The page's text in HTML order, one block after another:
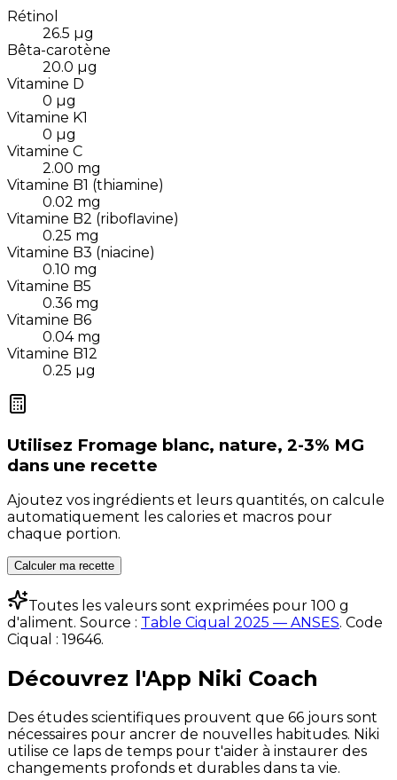
Rétinol
26.5 µg
Bêta-carotène
20.0 µg
Vitamine D
0 µg
Vitamine K1
0 µg
Vitamine C
2.00 mg
Vitamine B1 (thiamine)
0.02 mg
Vitamine B2 (riboflavine)
0.25 mg
Vitamine B3 (niacine)
0.10 mg
Vitamine B5
0.36 mg
Vitamine B6
0.04 mg
Vitamine B12
0.25 µg
Utilisez Fromage blanc, nature, 2-3% MG
dans une recette
Ajoutez vos ingrédients et leurs quantités, on calcule
automatiquement les calories et macros pour
chaque portion.
Calculer ma recette
Toutes les valeurs sont exprimées pour 100 g
d'aliment. Source : Table Ciqual 2025 — ANSES. Code
Ciqual : 19646.
Découvrez l'App Niki Coach
Des études scientifiques prouvent que 66 jours sont
nécessaires pour ancrer de nouvelles habitudes. Niki
utilise ce laps de temps pour t'aider à instaurer des
changements profonds et durables dans ta vie.